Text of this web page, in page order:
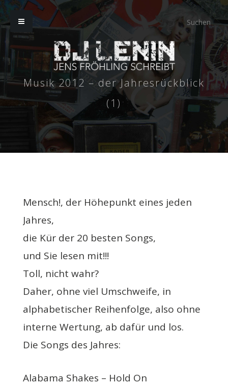
Musik 2012 – der Jahresrückblick
(1)
Mensch!, der Höhepunkt eines jeden
Jahres,
die Kür der 20 besten Songs,
und Sie lesen mit!!!
Toll, nicht wahr?
Daher, ohne viel Umschweife, in
alphabetischer Reihenfolge, also ohne
interne Wertung, ab dafür und los.
Die Songs des Jahres:
Alabama Shakes – Hold On